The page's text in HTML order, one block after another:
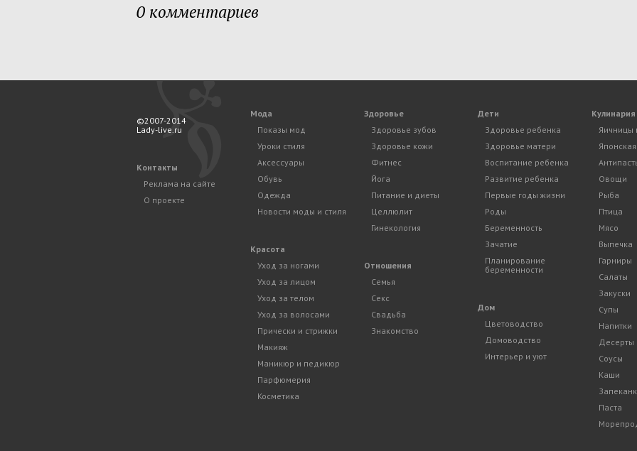
0 комментариев
©2007-2014
Lady-live.ru
Контакты
Реклама на сайте
О проекте
Мода
Показы мод
Уроки стиля
Аксессуары
Обувь
Одежда
Новости моды и стиля
Красота
Уход за ногами
Уход за лицом
Уход за телом
Уход за волосами
Прически и стрижки
Макияж
Маникюр и педикюр
Парфюмерия
Косметика
Здоровье
Здоровье зубов
Здоровье кожи
Фитнес
Йога
Питание и диеты
Целлюлит
Гинекология
Отношения
Семья
Секс
Свадьба
Знакомство
Дети
Здоровье ребенка
Здоровье матери
Воспитание ребенка
Развитие ребенка
Первые годы жизни
Роды
Беременность
Зачатие
Планирование
беременности
Дом
Цветоводство
Домоводство
Интерьер и уют
Кулинария
Яичницы
Японская
Овощи
Рыба
Птица
Мясо
Выпечка
Гарниры
Салаты
Закуски
Супы
Напитки
Десерты
Соусы
Каши
Паста